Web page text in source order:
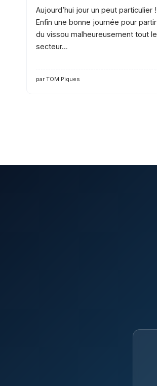
Aujourd’hui jour un peut particulier !
Enfin une bonne journée pour partir
du vissou malheureusement tout le
secteur…
par TOM Piques